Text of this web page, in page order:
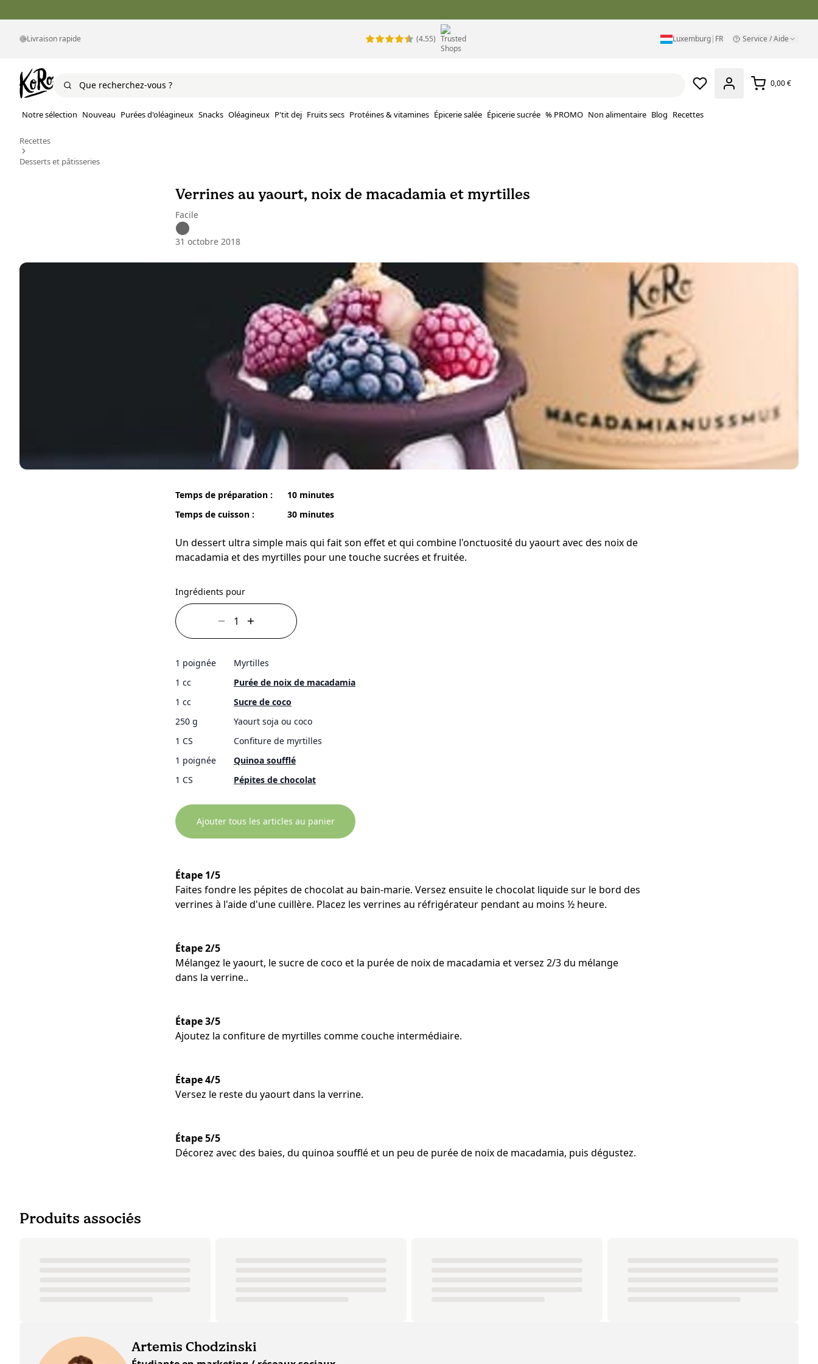
Livraison rapide (4.55) Luxemburg| FR Service / Aide
0,00 €
Notre sélection Nouveau Purées d'oléagineux Snacks Oléagineux P'tit dej Fruits secs Protéines & vitamines Épicerie salée Épicerie sucrée % PROMO Non alimentaire Blog Recettes
Recettes
Desserts et pâtisseries
Verrines au yaourt, noix de macadamia et myrtilles
Facile
31 octobre 2018
Temps de préparation :
Temps de cuisson :
10 minutes
30 minutes
Un dessert ultra simple mais qui fait son effet et qui combine l'onctuosité du yaourt avec des noix de
macadamia et des myrtilles pour une touche sucrées et fruitée.
Ingrédients pour
1 poignée
Myrtilles
1 cc
Purée de noix de macadamia
1 cc
Sucre de coco
250 g
Yaourt soja ou coco
1 CS
Confiture de myrtilles
1 poignée
Quinoa soufflé
1 CS
Pépites de chocolat
Ajouter tous les articles au panier
Étape 1/5
Faites fondre les pépites de chocolat au bain-marie. Versez ensuite le chocolat liquide sur le bord des
verrines à l'aide d'une cuillère. Placez les verrines au réfrigérateur pendant au moins ½ heure.
Étape 2/5
Mélangez le yaourt, le sucre de coco et la purée de noix de macadamia et versez 2/3 du mélange
dans la verrine..
Étape 3/5
Ajoutez la confiture de myrtilles comme couche intermédiaire.
Étape 4/5
Versez le reste du yaourt dans la verrine.
Étape 5/5
Décorez avec des baies, du quinoa soufflé et un peu de purée de noix de macadamia, puis dégustez.
Produits associés
Artemis Chodzinski